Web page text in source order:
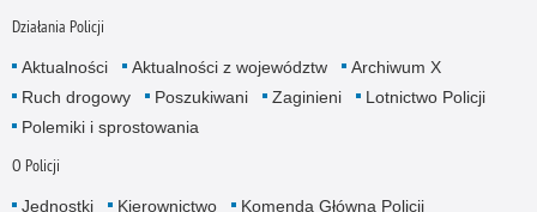
Działania Policji
Aktualności Aktualności z województw
Archiwum X
Ruch drogowy
Poszukiwani Zaginieni
Lotnictwo Policji
Polemiki i sprostowania
O Policji
Jednostki Kierownictwo
Komenda Główna Policji